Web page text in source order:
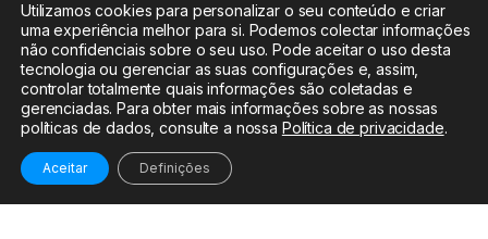
Chamada para a rede fixa
nacional
Electrónica:212
588 047
Informática:212
588 044
Utilizamos cookies para personalizar o seu conteúdo e criar
uma experiência melhor para si. Podemos colectar informações
não confidenciais sobre o seu uso. Pode aceitar o uso desta
tecnologia ou gerenciar as suas configurações e, assim,
controlar totalmente quais informações são coletadas e
gerenciadas. Para obter mais informações sobre as nossas
políticas de dados, consulte a nossa Política de privacidade.
Aceitar Definições